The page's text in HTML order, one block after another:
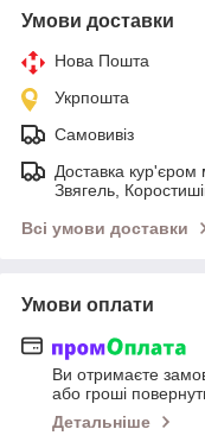
Умови доставки
Нова Пошта
Укрпошта
Самовивіз
Доставка кур'єром
Звягель,
Всі умови доставки
Умови оплати
Ви отримаєте
або гроші
Детальніше